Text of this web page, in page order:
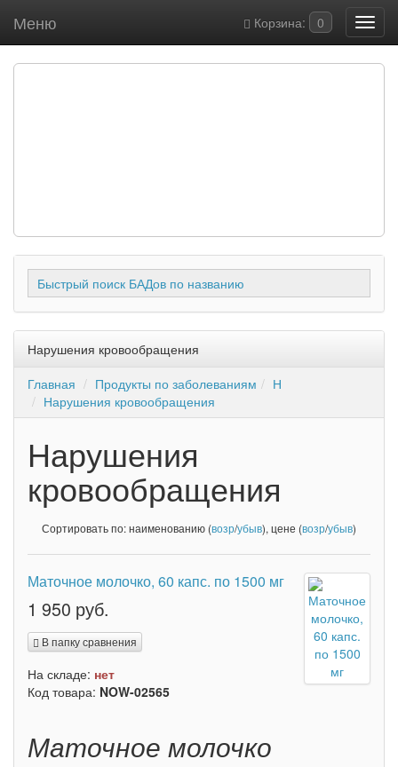
Корзина: 0
Меню
Быстрый поиск БАДов по названию
Нарушения кровообращения
Главная
Продукты по заболеваниям
Н
Нарушения кровообращения
Нарушения
кровообращения
Сортировать по: наименованию (возр/убыв), цене (возр/убыв)
Маточное молочко, 60 капс. по 1500 мг
1 950 руб.
В папку сравнения
На складе: нет
Код товара: NOW-02565
Маточное молочко